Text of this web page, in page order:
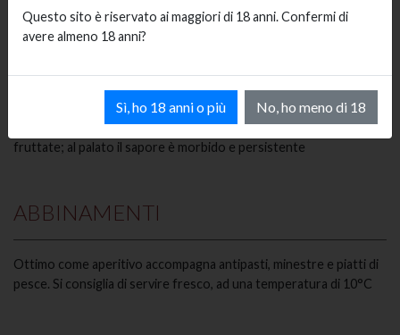
temperatura, in vasche di acciaio
CARATTERISTICHE SENSORIALI
Giallo paglierino tenue; al naso il profumo e' floreale con note
fruttate; al palato il sapore è morbido e persistente
ABBINAMENTI
Ottimo come aperitivo accompagna antipasti, minestre e piatti di
pesce. Si consiglia di servire fresco, ad una temperatura di 10°C
Questo sito è riservato ai maggiori di 18 anni. Confermi di
avere almeno 18 anni?
Sì, ho 18 anni o più No, ho meno di 18